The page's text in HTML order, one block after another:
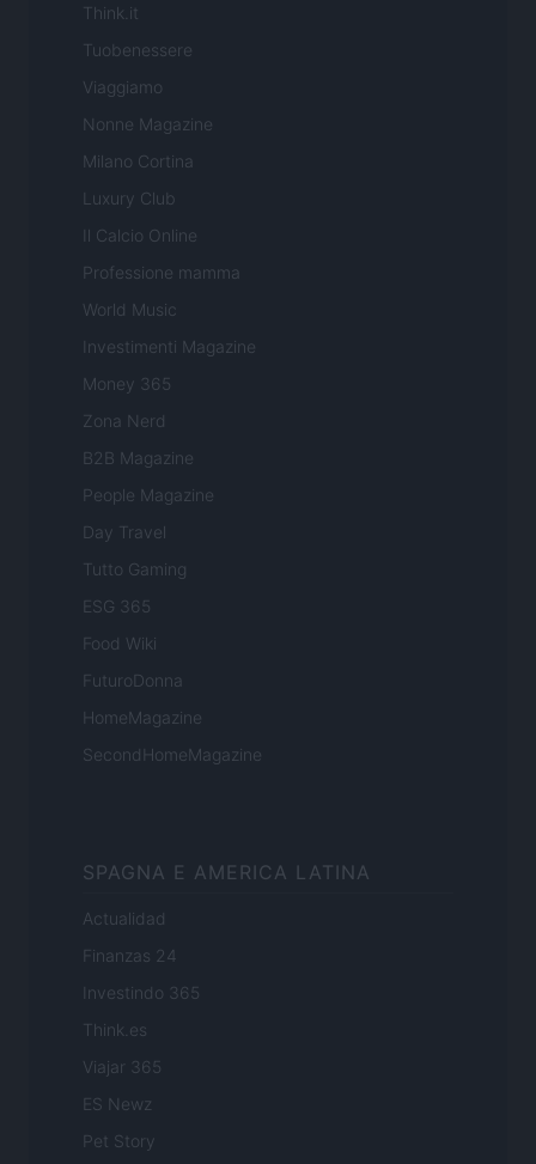
Think.it
Tuobenessere
Viaggiamo
Nonne Magazine
Milano Cortina
Luxury Club
Il Calcio Online
Professione mamma
World Music
Investimenti Magazine
Money 365
Zona Nerd
B2B Magazine
People Magazine
Day Travel
Tutto Gaming
ESG 365
Food Wiki
FuturoDonna
HomeMagazine
SecondHomeMagazine
SPAGNA E AMERICA LATINA
Actualidad
Finanzas 24
Investindo 365
Think.es
Viajar 365
ES Newz
Pet Story